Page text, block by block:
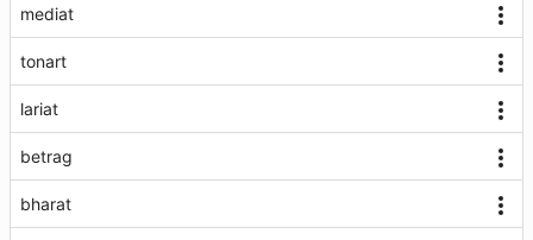
mediat
tonart
lariat
betrag
bharat